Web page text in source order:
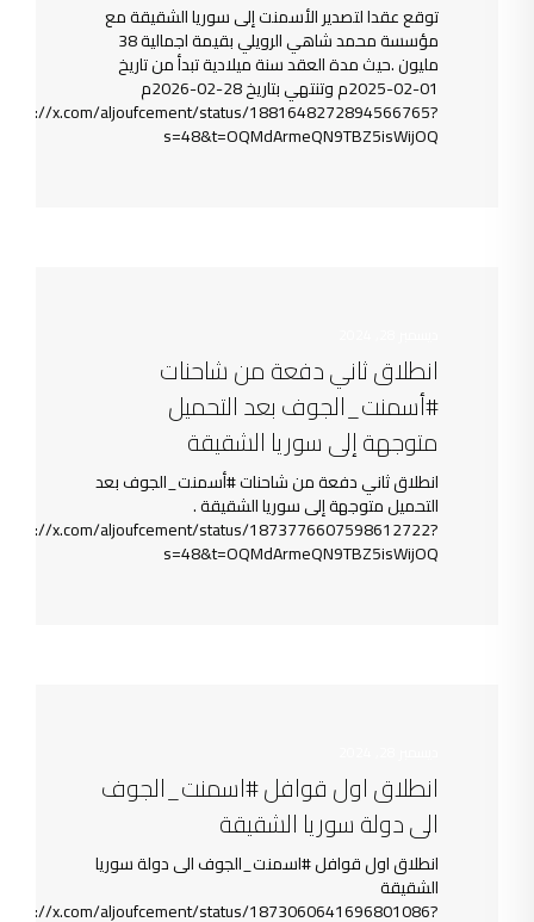
توقع عقدا لتصدير الأسمنت إلى سوريا الشقيقة مع
مؤسسة محمد شاهي الرويلي بقيمة اجمالية 38
مليون .حيث مدة العقد سنة ميلادية تبدأ من تاريخ
01-02-2025م وتنتهي بتاريخ 28-02-2026م
https://x.com/aljoufcement/status/1881648272894566765?
s=48&t=OQMdArmeQN9TBZ5isWijOQ
انطلاق ثاني دفعة من شاحنات
#أسمنت_الجوف بعد التحميل
متوجهة إلى سوريا الشقيقة
انطلاق ثاني دفعة من شاحنات #أسمنت_الجوف بعد
التحميل متوجهة إلى سوريا الشقيقة .
https://x.com/aljoufcement/status/1873776607598612722?
s=48&t=OQMdArmeQN9TBZ5isWijOQ
انطلاق اول قوافل #اسمنت_الجوف
الى دولة سوريا الشقيقة
انطلاق اول قوافل #اسمنت_الجوف الى دولة سوريا
الشقيقة
https://x.com/aljoufcement/status/1873060641696801086?